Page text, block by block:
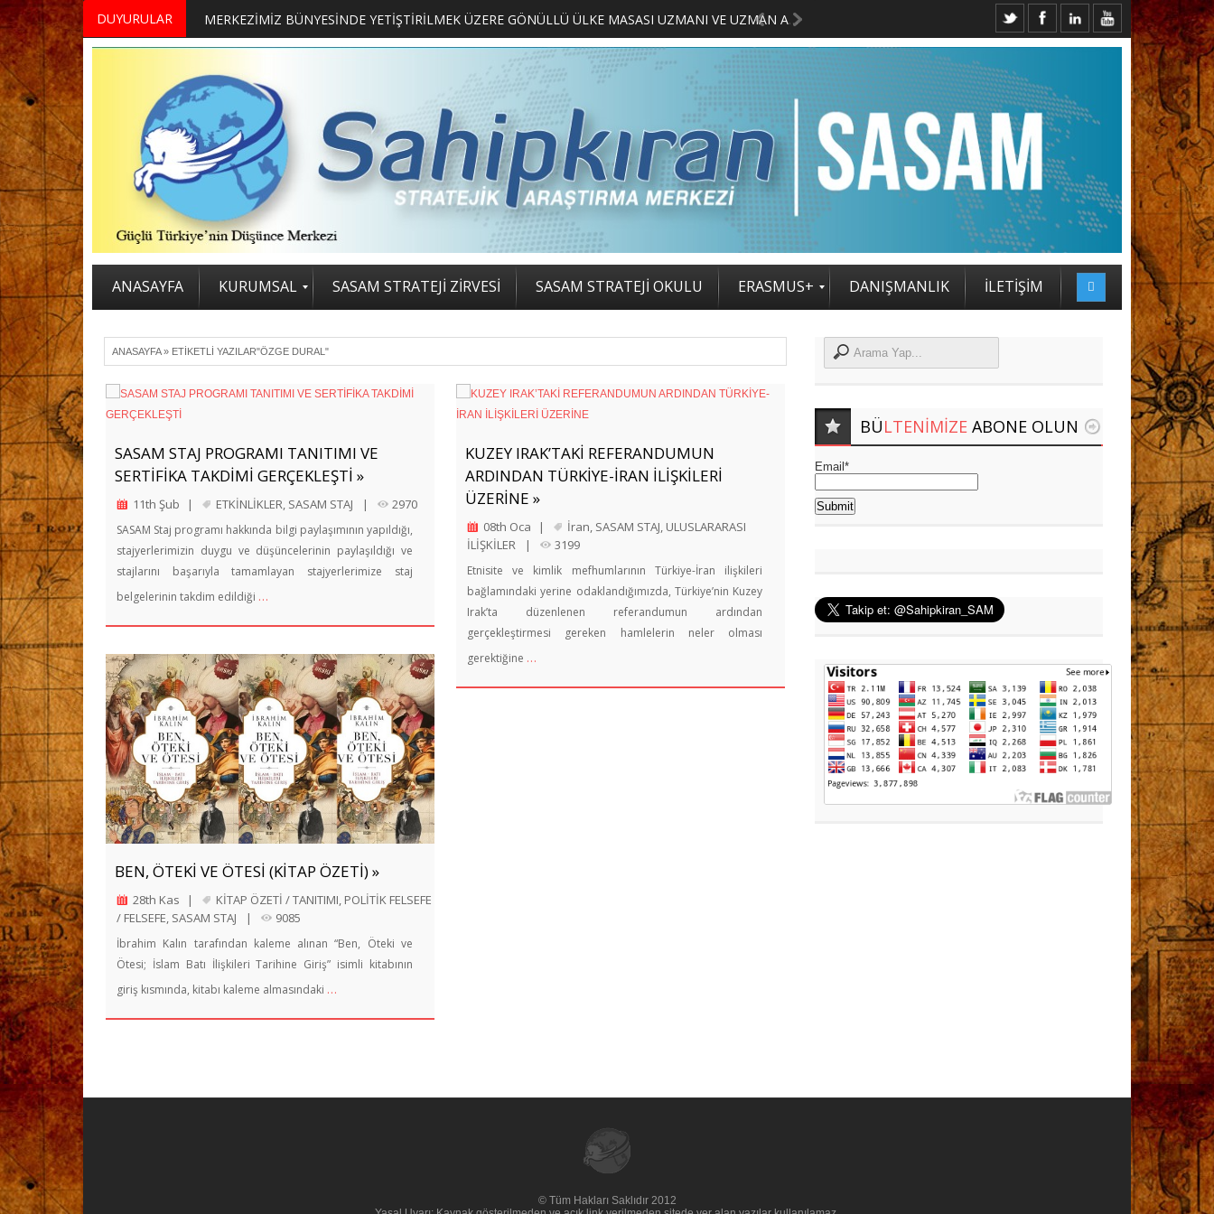
DUYURULAR MERKEZİMİZ BÜNYESİNDE YETİŞTİRİLMEK ÜZERE GÖNÜLLÜ ÜLKE MASASI UZMANI VE UZMAN ADAYLARI ARIYORUZ 2. SASAM STRATEJİ ZİRVESİ KATILIMCILARI BELLİ OLDU
ANASAYFA KURUMSAL SASAM STRATEJİ ZİRVESİ SASAM STRATEJİ OKULU ERASMUS+ DANIŞMANLIK İLETİŞİM
ANASAYFA» ETIKETLI YAZILAR"ÖZGE DURAL"
SASAM STAJ PROGRAMI TANITIMI VE
SERTİFİKA TAKDİMİ GERÇEKLEŞTİ »
11th Şub | ETKİNLİKLER, SASAM STAJ | 2970
SASAM Staj programı hakkında bilgi paylaşımının yapıldığı,
stajyerlerimizin duygu ve düşüncelerinin paylaşıldığı ve
stajlarını başarıyla tamamlayan stajyerlerimize staj
belgelerinin takdim edildiği …
BEN, ÖTEKİ VE ÖTESİ (KİTAP ÖZETİ) »
28th Kas | KİTAP ÖZETİ / TANITIMI, POLİTİK FELSEFE
/ FELSEFE, SASAM STAJ | 9085
İbrahim Kalın tarafından kaleme alınan “Ben, Öteki ve
Ötesi; İslam Batı İlişkileri Tarihine Giriş” isimli kitabının
giriş kısmında, kitabı kaleme almasındaki …
KUZEY IRAK’TAKİ REFERANDUMUN
ARDINDAN TÜRKİYE-İRAN İLİŞKİLERİ
ÜZERİNE »
08th Oca | İran, SASAM STAJ, ULUSLARARASI
İLİŞKİLER
| 3199
Etnisite ve kimlik mefhumlarının Türkiye-İran ilişkileri
bağlamındaki yerine odaklandığımızda, Türkiye’nin Kuzey
Irak’ta düzenlenen referandumun ardından
gerçekleştirmesi gereken hamlelerin neler olması
gerektiğine …
BÜLTENIMIZEABONE OLUN
Email*
© Tüm Hakları Saklıdır 2012